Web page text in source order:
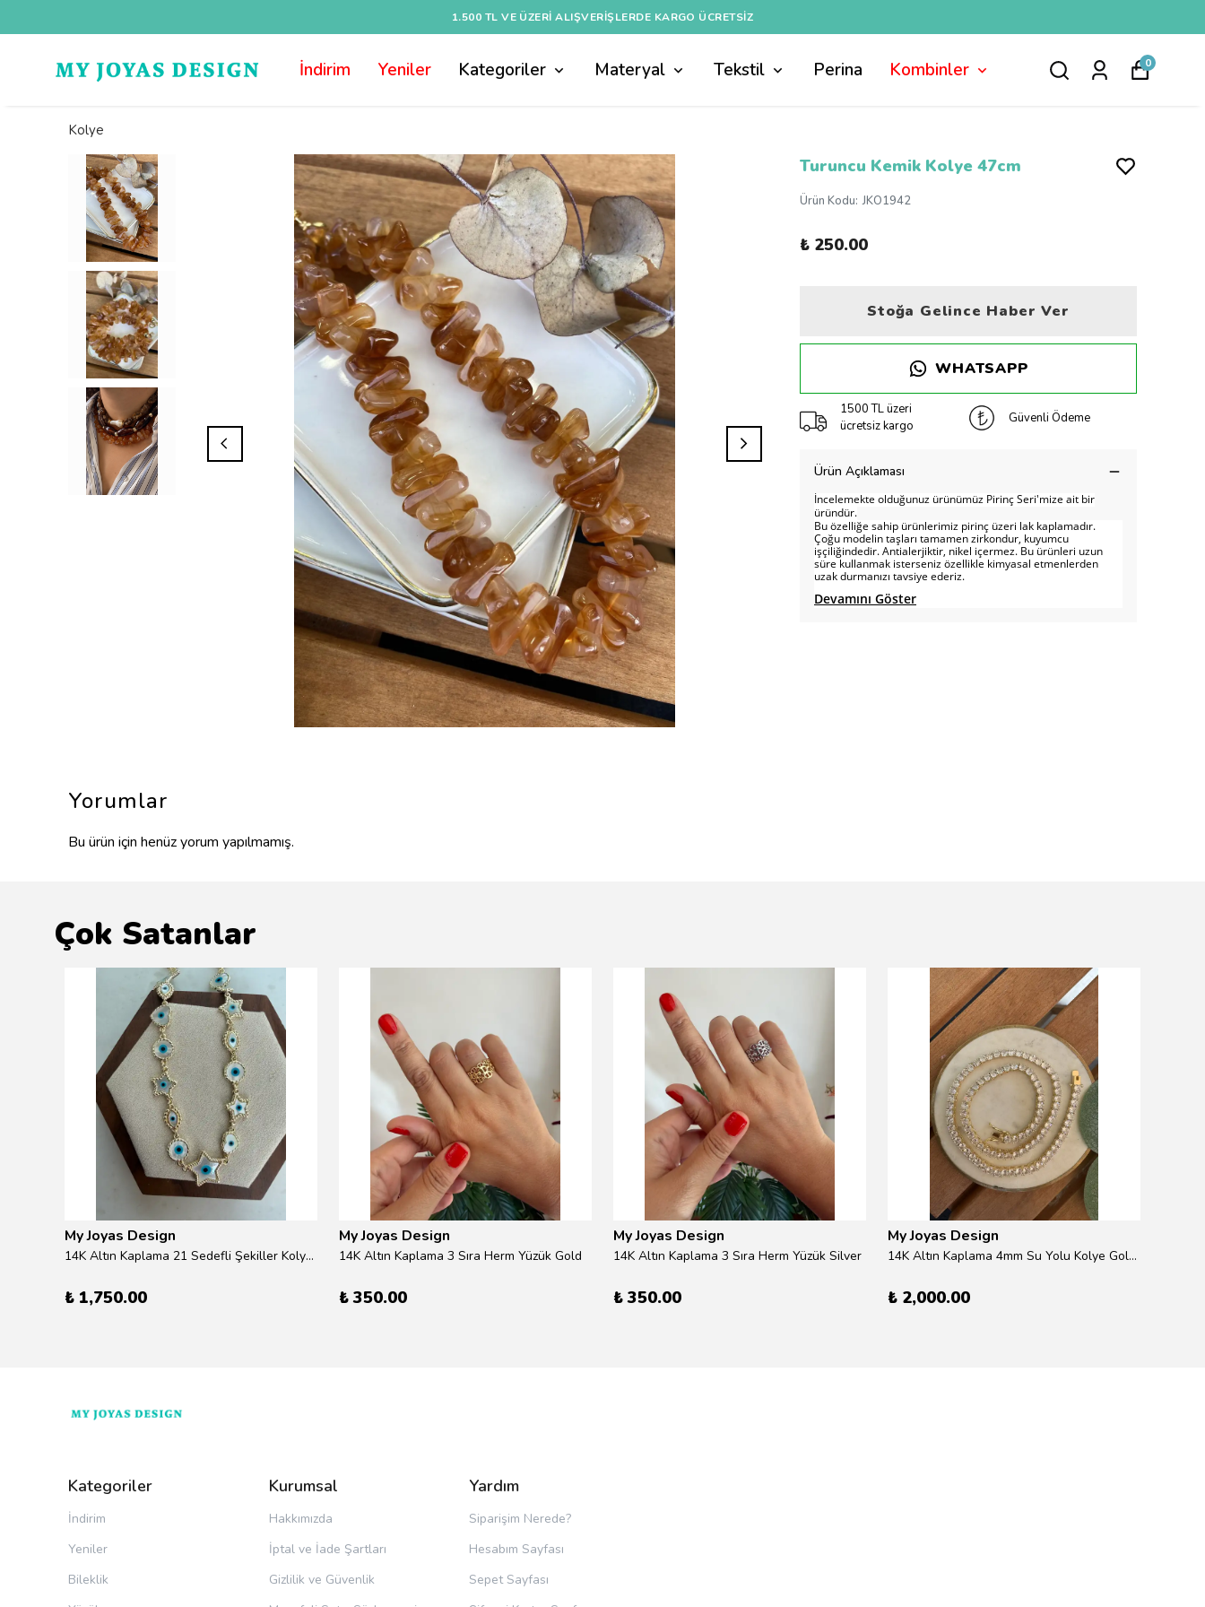
1.500 TL VE ÜZERI ALIŞVERIŞLERDE KARGO ÜCRETSİZ
İndirim Yeniler Kategoriler Materyal Tekstil Perina Kombinler 0
Kolye
Turuncu Kemik Kolye 47cm
Ürün Kodu: JKO1942
₺ 250.00
Stoğa Gelince Haber Ver
WHATSAPP
1500 TL üzeri
ücretsiz kargo
Güvenli Ödeme
Ürün Açıklaması
İncelemekte olduğunuz ürünümüz Pirinç Seri'mize ait bir
üründür.
Bu özelliğe sahip ürünlerimiz pirinç üzeri lak kaplamadır.
Çoğu modelin taşları tamamen zirkondur, kuyumcu
işçiliğindedir. Antialerjiktir, nikel içermez. Bu ürünleri uzun
süre kullanmak isterseniz özellikle kimyasal etmenlerden
uzak durmanızı tavsiye ederiz.
Devamını Göster
Yorumlar
Bu ürün için henüz yorum yapılmamış.
Çok Satanlar
My Joyas Design
14K Altın Kaplama 21 Sedefli Şekiller Kolye 46cm
₺ 1,750.00
My Joyas Design
14K Altın Kaplama 3 Sıra Herm Yüzük Gold
₺ 350.00
My Joyas Design
14K Altın Kaplama 3 Sıra Herm Yüzük Silver
₺ 350.00
My Joyas Design
14K Altın Kaplama 4mm Su Yolu Kolye Gold 41cm
₺ 2,000.00
Kategoriler
İndirim
Yeniler
Bileklik
Kurumsal
Hakkımızda
İptal ve İade Şartları
Gizlilik ve Güvenlik
Yardım
Siparişim Nerede?
Hesabım Sayfası
Sepet Sayfası